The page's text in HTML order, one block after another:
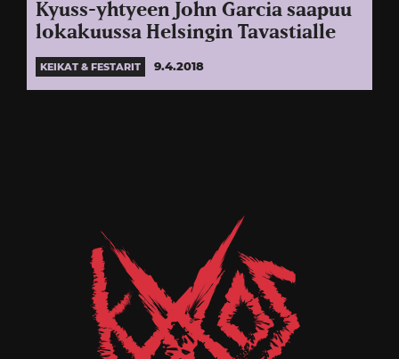
Kyuss-yhtyeen John Garcia saapuu
lokakuussa Helsingin Tavastialle
KEIKAT & FESTARIT 9.4.2018